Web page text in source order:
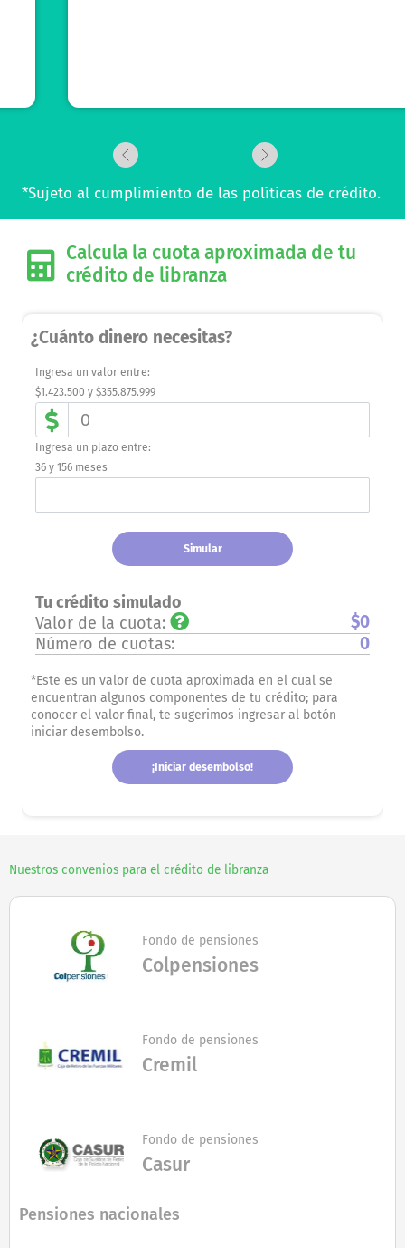
*Sujeto al cumplimiento de las políticas de crédito.
Calcula la cuota aproximada de tu
crédito de libranza
¿Cuánto dinero necesitas?
Ingresa un valor entre:
$1.423.500 y $355.875.999
Ingresa un plazo entre:
36 y 156 meses
Simular
Tu crédito simulado
Valor de la cuota:
$0
Número de cuotas: 0
*Este es un valor de cuota aproximada en el cual se
encuentran algunos componentes de tu crédito; para
conocer el valor final, te sugerimos ingresar al botón
iniciar desembolso.
¡Iniciar desembolso!
Nuestros convenios para el crédito de libranza
Fondo de pensiones
Colpensiones
Fondo de pensiones
Cremil
Fondo de pensiones
Casur
Pensiones nacionales